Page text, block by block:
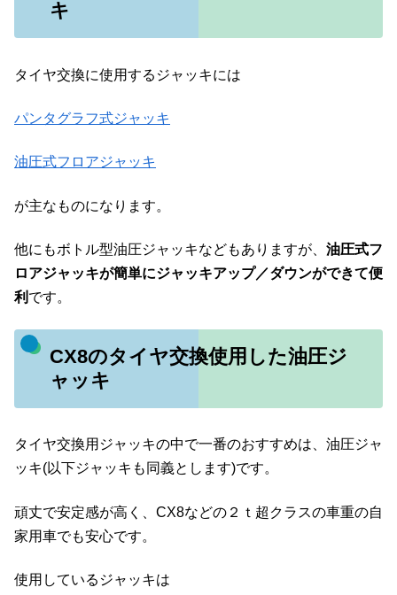
キ
タイヤ交換に使用するジャッキには
パンタグラフ式ジャッキ
油圧式フロアジャッキ
が主なものになります。
他にもボトル型油圧ジャッキなどもありますが、 油圧式フ
ロアジャッキが簡単にジャッキアップ／ダウンができて便
利 です。
CX8のタイヤ交換使用した油圧ジ
ャッキ
タイヤ交換用ジャッキの中で一番のおすすめは、油圧ジャ
ッキ(以下ジャッキも同義とします)です。
頑丈で安定感が高く、CX8などの２ｔ超クラスの車重の自
家用車でも安心です。
使用しているジャッキは